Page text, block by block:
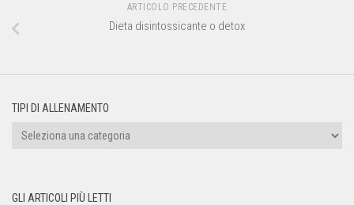
ARTICOLO PRECEDENTE
Dieta disintossicante o detox
TIPI DI ALLENAMENTO
Tipi
GLI ARTICOLI PIÙ LETTI